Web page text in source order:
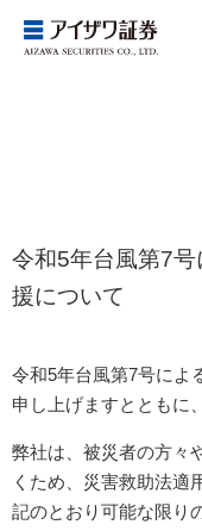
令和5年台風第7
援について
令和5年台風第7号によ
申し上げますとともに
弊社は、被災者の方々
くため、災害救助法適
記のとおり可能な限り